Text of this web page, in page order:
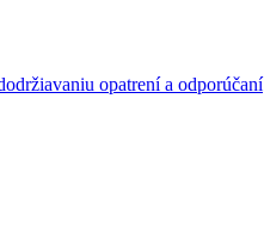
opatrení a odporúčaní